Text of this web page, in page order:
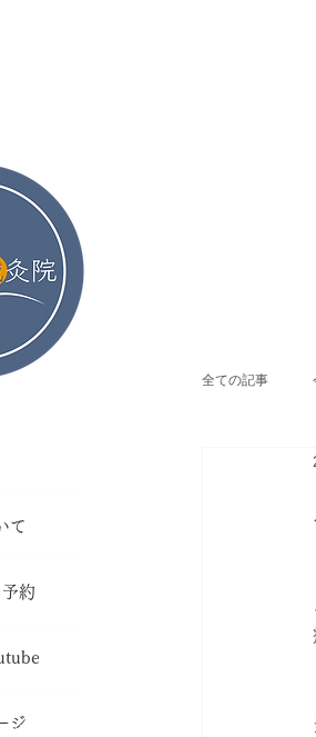
全ての記事
て
約
ジ